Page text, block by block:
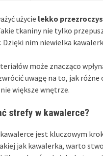
użycie lekko
tkaniny nie tylko
Dzięki nim niewielka
może znacząco
uwagę na to, jak
większe wnętrze.
strefy w kawalerce?
jest kluczowym
jak kawalerka, warto